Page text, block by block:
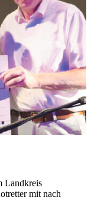
Landkreis
mit nach